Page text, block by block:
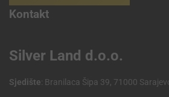
Kontakt
Silver Land d.o.o.
Sjedište: Branilaca Šipa 39, 71000